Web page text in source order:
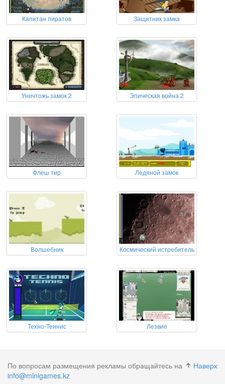
Капитан пиратов Защитник замка
Уничтожь замок 2 Эпическая война 2
Флеш тир Ледяной замок
Волшебник Космический истребитель
Техно-Теннис Лезвие
Наверх
По вопросам размещения рекламы обращайтесь на
info@minigames.kz